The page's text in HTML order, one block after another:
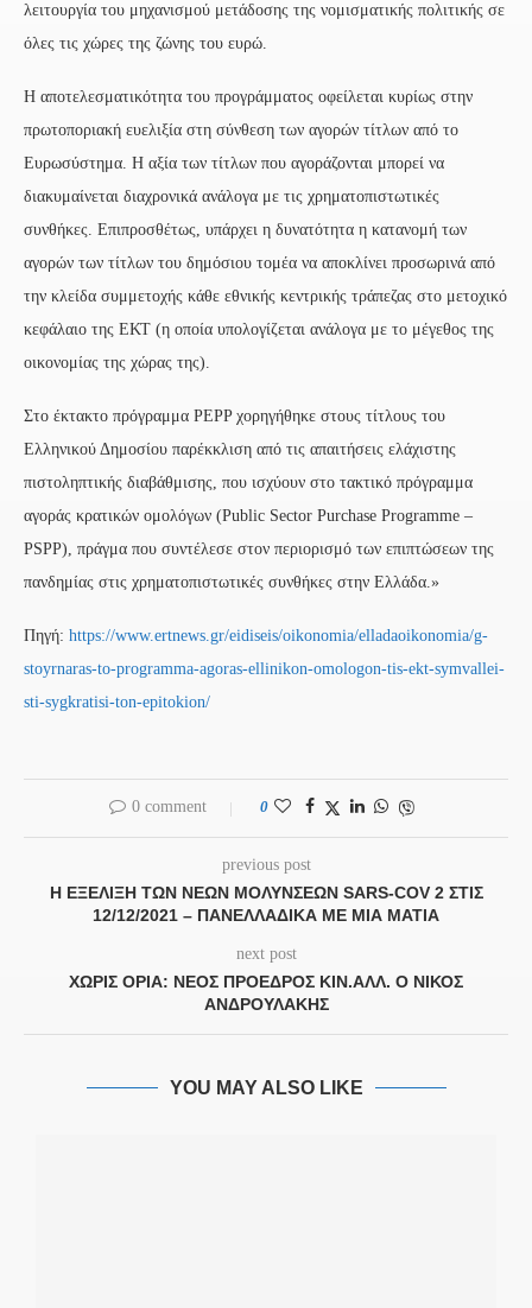
λειτουργία του μηχανισμού μετάδοσης της νομισματικής πολιτικής σε
όλες τις χώρες της ζώνης του ευρώ.
Η αποτελεσματικότητα του προγράμματος οφείλεται κυρίως στην
πρωτοποριακή ευελιξία στη σύνθεση των αγορών τίτλων από το
Ευρωσύστημα. Η αξία των τίτλων που αγοράζονται μπορεί να
διακυμαίνεται διαχρονικά ανάλογα με τις χρηματοπιστωτικές
συνθήκες. Επιπροσθέτως, υπάρχει η δυνατότητα η κατανομή των
αγορών των τίτλων του δημόσιου τομέα να αποκλίνει προσωρινά από
την κλείδα συμμετοχής κάθε εθνικής κεντρικής τράπεζας στο μετοχικό
κεφάλαιο της ΕΚΤ (η οποία υπολογίζεται ανάλογα με το μέγεθος της
οικονομίας της χώρας της).
Στο έκτακτο πρόγραμμα PEPP χορηγήθηκε στους τίτλους του
Ελληνικού Δημοσίου παρέκκλιση από τις απαιτήσεις ελάχιστης
πιστοληπτικής διαβάθμισης, που ισχύουν στο τακτικό πρόγραμμα
αγοράς κρατικών ομολόγων (Public Sector Purchase Programme –
PSPP), πράγμα που συντέλεσε στον περιορισμό των επιπτώσεων της
πανδημίας στις χρηματοπιστωτικές συνθήκες στην Ελλάδα.»
Πηγή: https://www.ertnews.gr/eidiseis/oikonomia/elladaoikonomia/g-
stoyrnaras-to-programma-agoras-ellinikon-omologon-tis-ekt-symvallei-
sti-sygkratisi-ton-epitokion/
0 comment 0
previous post
Η ΕΞΈΛΙΞΗ ΤΩΝ ΝΈΩΝ ΜΟΛΎΝΣΕΩΝ SARS-COV 2 ΣΤΙΣ
12/12/2021 – ΠΑΝΕΛΛΑΔΙΚΆ ΜΕ ΜΙΑ ΜΑΤΙΆ
next post
ΧΩΡΊΣ ΌΡΙΑ: ΝΈΟΣ ΠΡΌΕΔΡΟΣ ΚΙΝ.ΑΛΛ. Ο ΝΊΚΟΣ
ΑΝΔΡΟΥΛΆΚΗΣ
YOU MAY ALSO LIKE